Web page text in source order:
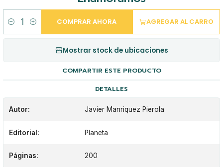
Cantidad
AGREGAR AL CARRO
COMPRAR AHORA
Mostrar stock de ubicaciones
COMPARTIR ESTE PRODUCTO
DETALLES
Autor: Javier Manriquez Pierola
Editorial: Planeta
Páginas: 200